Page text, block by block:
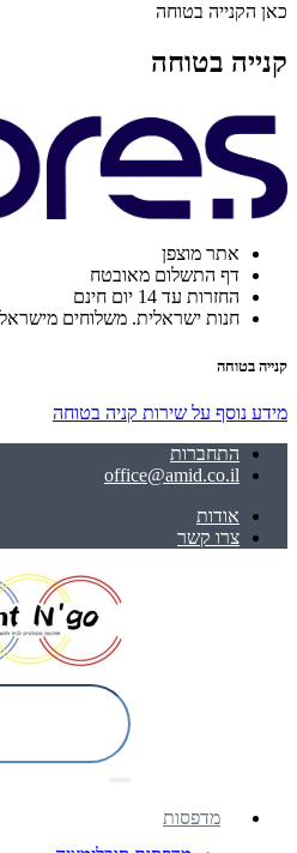
כאן הקנייה בטוחה
קנייה בטוחה
אתר מוצפן
דף התשלום מאובטח
החזרות עד 14 יום חינם
חנות ישראלית. משלוחים מישראל
קנייה בטוחה
מידע נוסף על שירות קניה בטוחה
התחברות
office@amid.co.il
אודות
צרו קשר
מדפסות